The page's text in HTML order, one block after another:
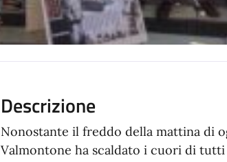
Descrizione
Nonostante il freddo della mattina di
Valmontone ha scaldato i cuori di